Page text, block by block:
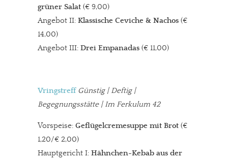
grüner Salat (€ 9,00)
Angebot II: Klassische Ceviche & Nachos (€
14,00)
Angebot III: Drei Empanadas (€ 11,00)
Vringstreff Günstig | Deftig |
Begegnungsstätte | Im Ferkulum 42
Vorspeise: Geflügelcremesuppe mit Brot (€
1,20/€ 2,00)
Hauptgericht I: Hähnchen-Kebab aus der